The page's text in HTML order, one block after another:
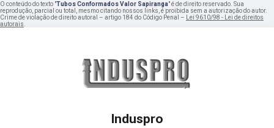
O conteúdo do texto "Tubos Conformados Valor Sapiranga" é de direito reservado. Sua
reprodução, parcial ou total, mesmo citando nossos links, é proibida sem a autorização do autor.
Crime de violação de direito autoral – artigo 184 do Código Penal – Lei 9610/98 - Lei de direitos
autorais.
Induspro